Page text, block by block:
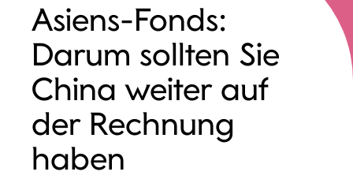
Asiens-Fonds:
Darum sollten Sie
China weiter auf
der Rechnung
haben